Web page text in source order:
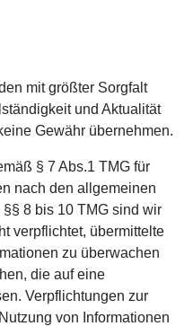
mit größter Sorgfalt
und Aktualität
Gewähr übernehmen.
§ 7 Abs.1 TMG für
nach den allgemeinen
8 bis 10 TMG sind wir
verpflichtet, übermittelte
zu überwachen
die auf eine
Verpflichtungen zur
von Informationen